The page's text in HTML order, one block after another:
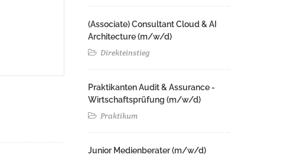
(Associate) Consultant Cloud & AI
Architecture (m/w/d)​ ​
Direkteinstieg
Praktikanten Audit & Assurance -
Wirtschaftsprüfung (m/w/d)
Praktikum
Junior Medienberater (m/w/d)